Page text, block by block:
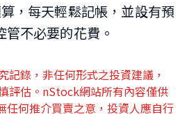
，每天輕鬆記帳，並設有預
不必要的花費。
錄，非任何形式之投資建議，
評估。nStock網站所有內容僅供
任何推介買賣之意，投資人應自行